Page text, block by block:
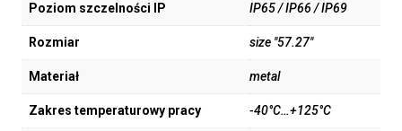
Poziom szczelności IP IP65 / IP66 / IP69
Rozmiar size "57.27"
Materiał metal
Zakres temperaturowy pracy -40°C…+125°C